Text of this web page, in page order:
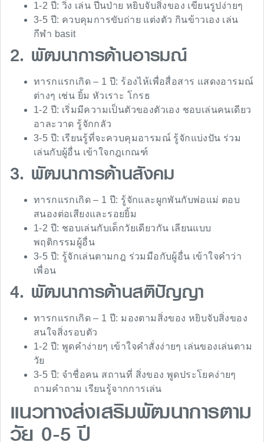
1-2 ปี: วิ่ง เล่น ปีนป่าย หยิบจับสิ่งของ เขียนรูปง่ายๆ
3-5 ปี: ควบคุมการขับถ่าย แต่งตัว กินข้าวเอง เล่น
กีฬา basit
2. พัฒนาการด้านอารมณ์
ทารกแรกเกิด – 1 ปี: ร้องไห้เพื่อสื่อสาร แสดงอารมณ์
ต่างๆ เช่น ยิ้ม หัวเราะ โกรธ
1-2 ปี: เริ่มมีความเป็นตัวของตัวเอง ชอบเล่นคนเดียว
อาละวาด รู้จักกลัว
3-5 ปี: เรียนรู้ที่จะควบคุมอารมณ์ รู้จักแบ่งปัน ร่วม
เล่นกับผู้อื่น เข้าใจกฎเกณฑ์
3. พัฒนาการด้านสังคม
ทารกแรกเกิด – 1 ปี: รู้จักและผูกพันกับพ่อแม่ ตอบ
สนองต่อเสียงและรอยยิ้ม
1-2 ปี: ชอบเล่นกับเด็กวัยเดียวกัน เลียนแบบ
พฤติกรรมผู้อื่น
3-5 ปี: รู้จักเล่นตามกฎ ร่วมมือกับผู้อื่น เข้าใจคำว่า
เพื่อน
4. พัฒนาการด้านสติปัญญา
ทารกแรกเกิด – 1 ปี: มองตามสิ่งของ หยิบจับสิ่งของ
สนใจสิ่งรอบตัว
1-2 ปี: พูดคำง่ายๆ เข้าใจคำสั่งง่ายๆ เล่นของเล่นตาม
วัย
3-5 ปี: จำชื่อคน สถานที่ สิ่งของ พูดประโยคง่ายๆ
ถามคำถาม เรียนรู้จากการเล่น
แนวทางส่งเสริมพัฒนาการตาม
วัย 0-5 ปี